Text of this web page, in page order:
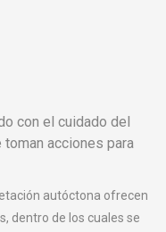
con el cuidado del
acciones para
autóctona ofrecen
dentro de los cuales se